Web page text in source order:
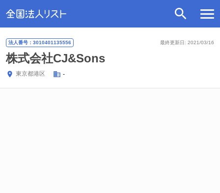
最終更新日: 2021/03/16
法人番号：3010401135556
株式会社CJ&Sons
東京都港区 -